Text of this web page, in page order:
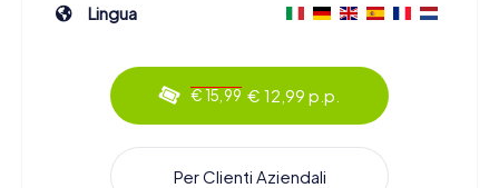
Lingua
€ 15,99 € 12,99 p.p.
Per Clienti Aziendali